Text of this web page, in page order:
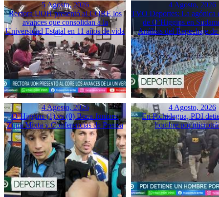
5 Agosto, 2026
Rectora UOH presentó al CORE los
avances que consolidan a la
Universidad Estatal en 11 años de vida
4 Agosto, 2026
TVO Deportes: La agónica
de O’Higgins en
Análisis del Repechaje de
4 Agosto, 2026
O’Higgins (1) vs (0) Boca Juniors:
Zona Mixta y Conferencias de Prensa
4 Agosto, 2026
En Pichidegua, PDI
hombre por